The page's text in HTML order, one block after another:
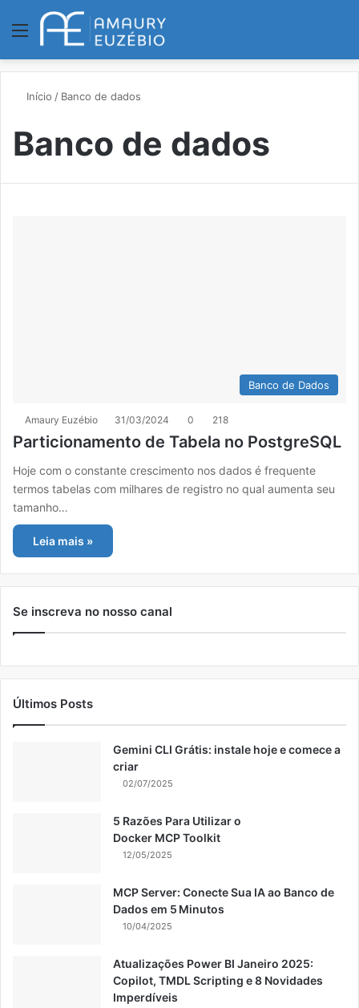
Menu
Início / Banco de dados
Banco de dados
Banco de Dados
Amaury Euzébio 31/03/2024 0 218
Particionamento de Tabela no PostgreSQL
Hoje com o constante crescimento nos dados é frequente
termos tabelas com milhares de registro no qual aumenta seu
tamanho…
Leia mais »
Se inscreva no nosso canal
Últimos Posts
Gemini CLI Grátis: instale hoje e comece a
criar
02/07/2025
5 Razões Para Utilizar o
Docker MCP Toolkit
12/05/2025
MCP Server: Conecte Sua IA ao Banco de
Dados em 5 Minutos
10/04/2025
Atualizações Power BI Janeiro 2025:
Copilot, TMDL Scripting e 8 Novidades
Imperdíveis